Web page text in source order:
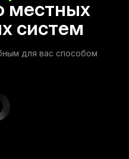
местных
систем
для вас способом